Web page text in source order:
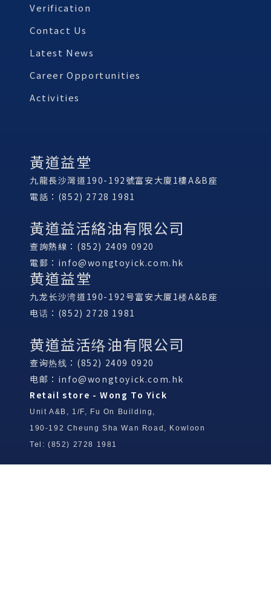
Verification
Contact Us
Latest News
Career Opportunities
Activities
黃道益堂
九龍長沙灣道190-192號富安大廈1樓A&B座
電話：(852) 2728 1981
黃道益活絡油有限公司
查詢熱線：(852) 2409 0920
電郵： info@wongtoyick.com.hk
黄道益堂
九龙长沙湾道190-192号富安大厦1楼A&B座
电话：(852) 2728 1981
黄道益活络油有限公司
查询热线：(852) 2409 0920
电邮： info@wongtoyick.com.hk
Retail store - Wong To Yick
Unit A&B, 1/F, Fu On Building,
190-192 Cheung Sha Wan Road, Kowloon
Tel: (852) 2728 1981